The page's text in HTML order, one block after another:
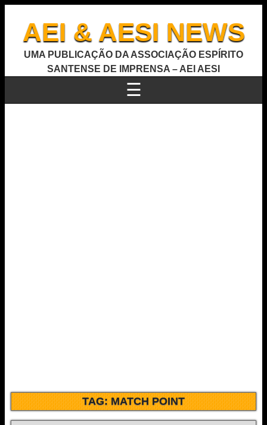
AEI & AESI NEWS
UMA PUBLICAÇÃO DA ASSOCIAÇÃO ESPÍRITO
SANTENSE DE IMPRENSA – AEI AESI
☰
TAG:MATCH POINT